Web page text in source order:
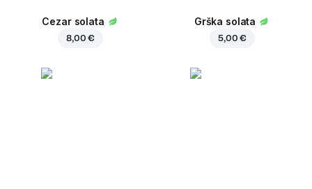
Cezar solata
8,00 €
Grška solata
5,00 €